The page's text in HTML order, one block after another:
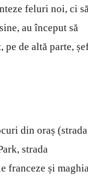
feluri noi, ci
au început să
pe de altă parte,
din oraș (strada
strada
franceze și